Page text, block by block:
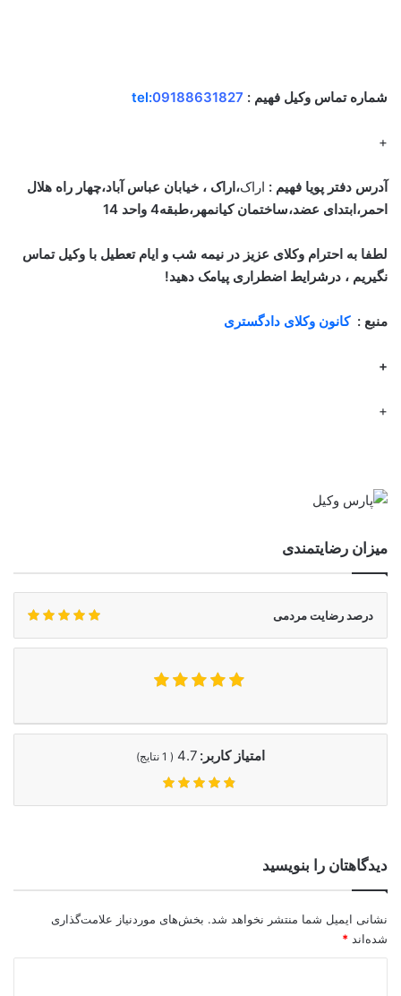
شماره تماس وکیل فهیم : tel:09188631827
+
آدرس دفتر پویا فهیم : اراک،اراک ، خیابان عباس آباد،چهار راه هلال
احمر،ابتدای عضد،ساختمان کیانمهر،طبقه4 واحد 14
لطفا به احترام وکلای عزیز در نیمه شب و ایام تعطیل با وکیل تماس
نگیریم ، درشرایط اضطراری پیامک دهید!
منبع :کانون وکلای دادگستری
+
+
میزان رضایتمندی
درصد رضایت مردمی
امتیاز کاربر:4.7
(
1 نتایج)
دیدگاهتان را بنویسید
نشانی ایمیل شما منتشر نخواهد شد. بخش‌های موردنیاز علامت‌گذاری
شده‌اند *